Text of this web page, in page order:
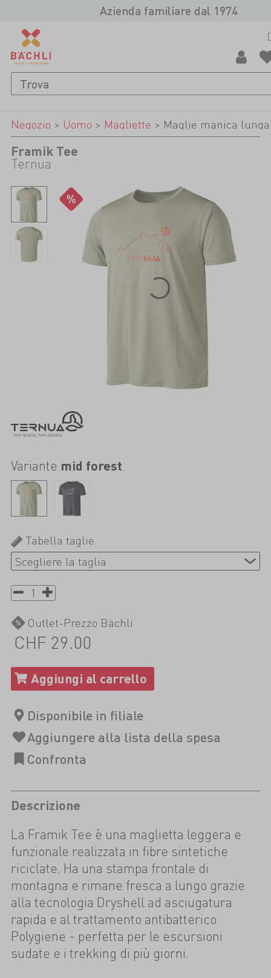
Azienda familiare dal 1974
Negozio > Uomo > Magliette > Maglie manica lunga
Framik Tee
Ternua
Variante mid forest
Tabella taglie
Outlet-Prezzo Bächli
CHF 29.00
Descrizione
La Framik Tee è una maglietta leggera e
funzionale realizzata in fibre sintetiche
riciclate. Ha una stampa frontale di
montagna e rimane fresca a lungo grazie
alla tecnologia Dryshell ad asciugatura
rapida e al trattamento antibatterico
Polygiene - perfetta per le escursioni
sudate e i trekking di più giorni.